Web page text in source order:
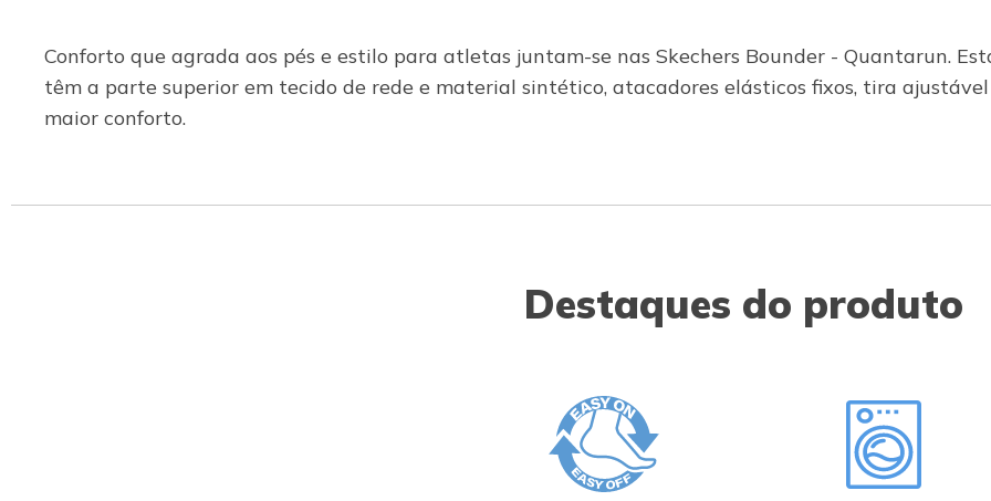
Conforto que agrada aos pés e estilo para atletas juntam-se nas Skechers Bounder - Quantarun.
têm a parte superior em tecido de rede e material sintético, atacadores elásticos fixos, tira
maior conforto.
Destaques do produto